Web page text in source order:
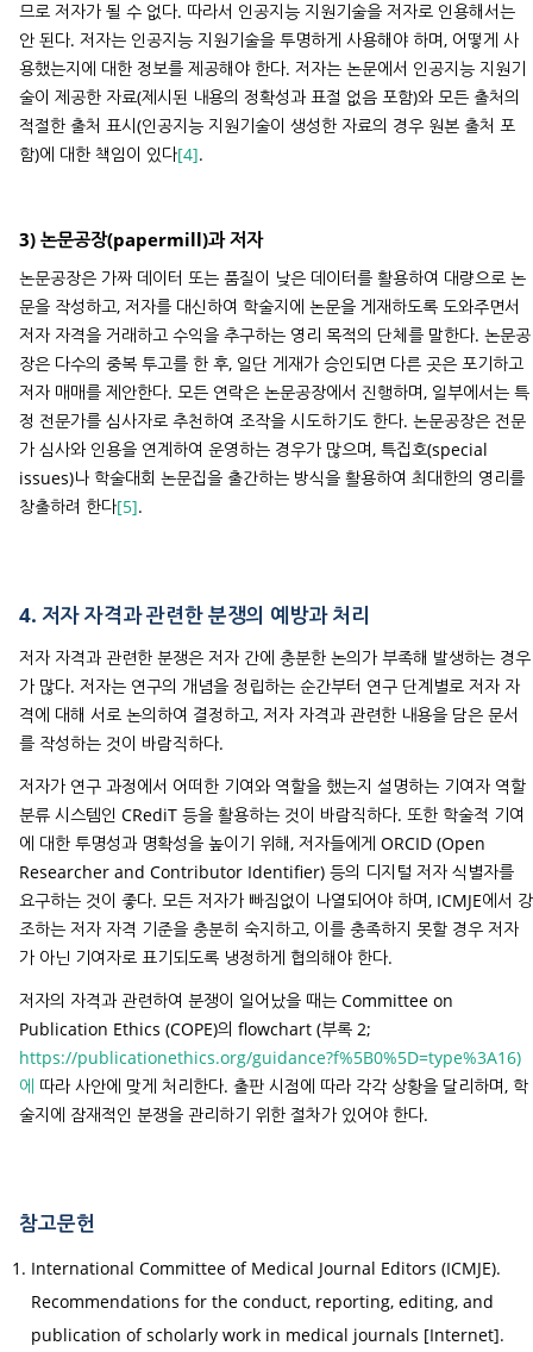
므로 저자가 될 수 없다. 따라서 인공지능 지원기술을 저자로 인용해서는
안 된다. 저자는 인공지능 지원기술을 투명하게 사용해야 하며, 어떻게 사
용했는지에 대한 정보를 제공해야 한다. 저자는 논문에서 인공지능 지원기
술이 제공한 자료(제시된 내용의 정확성과 표절 없음 포함)와 모든 출처의
적절한 출처 표시(인공지능 지원기술이 생성한 자료의 경우 원본 출처 포
함)에 대한 책임이 있다[4].
3) 논문공장(papermill)과 저자
논문공장은 가짜 데이터 또는 품질이 낮은 데이터를 활용하여 대량으로 논
문을 작성하고, 저자를 대신하여 학술지에 논문을 게재하도록 도와주면서
저자 자격을 거래하고 수익을 추구하는 영리 목적의 단체를 말한다. 논문공
장은 다수의 중복 투고를 한 후, 일단 게재가 승인되면 다른 곳은 포기하고
저자 매매를 제안한다. 모든 연락은 논문공장에서 진행하며, 일부에서는 특
정 전문가를 심사자로 추천하여 조작을 시도하기도 한다. 논문공장은 전문
가 심사와 인용을 연계하여 운영하는 경우가 많으며, 특집호(special
issues)나 학술대회 논문집을 출간하는 방식을 활용하여 최대한의 영리를
창출하려 한다[5].
4. 저자 자격과 관련한 분쟁의 예방과 처리
저자 자격과 관련한 분쟁은 저자 간에 충분한 논의가 부족해 발생하는 경우
가 많다. 저자는 연구의 개념을 정립하는 순간부터 연구 단계별로 저자 자
격에 대해 서로 논의하여 결정하고, 저자 자격과 관련한 내용을 담은 문서
를 작성하는 것이 바람직하다.
저자가 연구 과정에서 어떠한 기여와 역할을 했는지 설명하는 기여자 역할
분류 시스템인 CRediT 등을 활용하는 것이 바람직하다. 또한 학술적 기여
에 대한 투명성과 명확성을 높이기 위해, 저자들에게 ORCID (Open
Researcher and Contributor Identifier) 등의 디지털 저자 식별자를
요구하는 것이 좋다. 모든 저자가 빠짐없이 나열되어야 하며, ICMJE에서 강
조하는 저자 자격 기준을 충분히 숙지하고, 이를 충족하지 못할 경우 저자
가 아닌 기여자로 표기되도록 냉정하게 협의해야 한다.
저자의 자격과 관련하여 분쟁이 일어났을 때는 Committee on
Publication Ethics (COPE)의 flowchart (부록 2;
https://publicationethics.org/guidance?f%5B0%5D=type%3A16)
에 따라 사안에 맞게 처리한다. 출판 시점에 따라 각각 상황을 달리하며, 학
술지에 잠재적인 분쟁을 관리하기 위한 절차가 있어야 한다.
참고문헌
International Committee of Medical Journal Editors (ICMJE).
Recommendations for the conduct, reporting, editing, and
publication of scholarly work in medical journals [Internet].